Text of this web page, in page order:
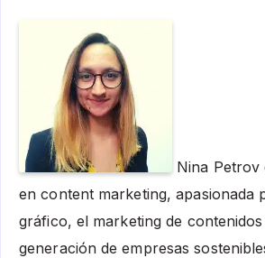
Nina Petrov
en content marketing, apasionada
gráfico, el marketing de
generación de empresas